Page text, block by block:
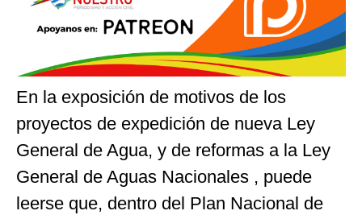
En la exposición de motivos de los
proyectos de expedición de nueva Ley
General de Agua, y de reformas a la Ley
General de Aguas Nacionales , puede
leerse que, dentro del Plan Nacional de